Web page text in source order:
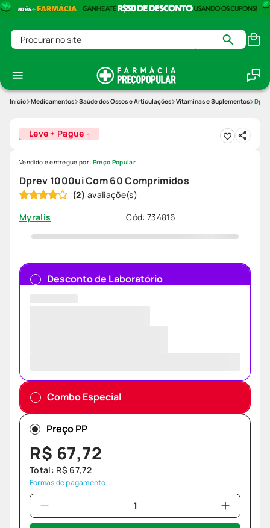
Procurar no site
Medicamentos Saúde dos Ossos e Articulações Vitaminas e Suplementos
Leve + Pague -
Dprev 1000ui Com 60 Comprimidos
(2)
Myralis
Cód: 734816
Vendido e entregue por: Preço Popular
Desconto de Laboratório
Combo Especial
Preço PP
R$ 67,72
Total: R$ 67,72
Formas de pagamento